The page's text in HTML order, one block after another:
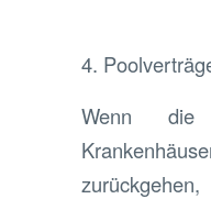
4.
Wenn die